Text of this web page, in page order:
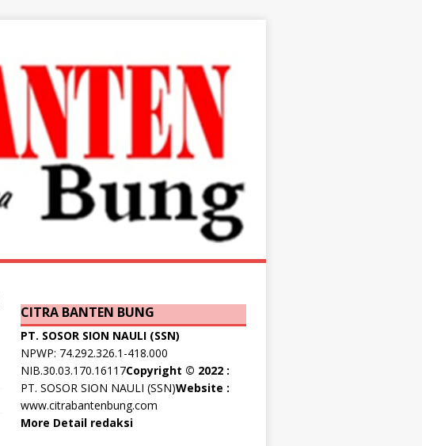
CITRA BANTEN BUNG
PT. SOSOR SION NAULI (SSN)
NPWP: 74.292.326.1-418.000
NIB.30.03.170.16117Copyright © 2022 :
PT. SOSOR SION NAULI (SSN)Website :
www.citrabantenbung.com
More Detail redaksi